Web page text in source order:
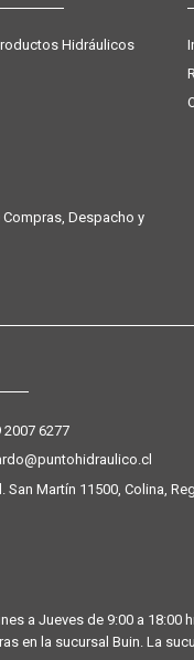
Hidráulicos
Despacho y
2007 6277
San Martín 11500, Colina,
a Jueves de 9:00 a 18:00
en la sucursal Buin. La